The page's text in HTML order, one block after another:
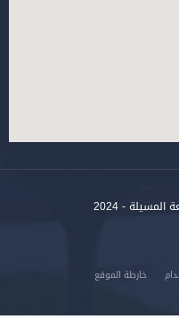
- 2024
خارطة الموقع